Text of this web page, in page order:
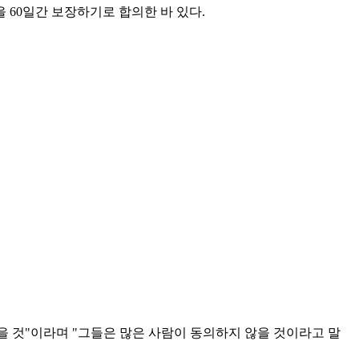
60일간 보장하기로 합의한 바 있다.
것"이라며 "그들은 많은 사람이 동의하지 않을 것이라고 말